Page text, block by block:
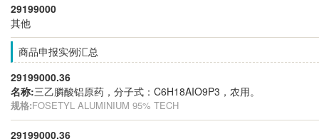
29199000
其他
商品申报实例汇总
29199000.36
名称:三乙膦酸铝原药，分子式：C6H18AIO9P3，农用。
规格:FOSETYL ALUMINIUM 95% TECH
29199000.36